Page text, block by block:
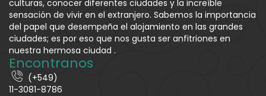
culturas, conocer diferentes ciudades y la increíble
sensación de vivir en el extranjero. Sabemos la importancia
del papel que desempeña el alojamiento en las grandes
ciudades; es por eso que nos gusta ser anfitriones en
nuestra hermosa ciudad .
Encontranos
(+549)
11-3081-8786